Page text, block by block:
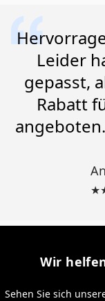
Leider
gepasst,
Rabatt
Wir
Sehen Sie sich